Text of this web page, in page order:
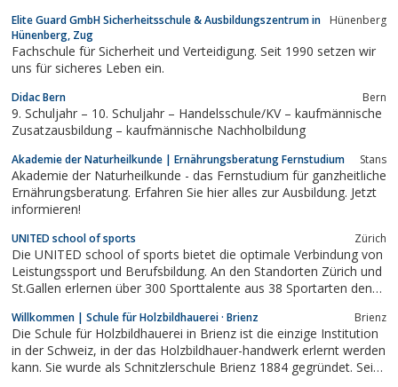
Elite Guard GmbH Sicherheitsschule & Ausbildungszentrum in
Hünenberg, Zug
Hünenberg
Fachschule für Sicherheit und Verteidigung. Seit 1990 setzen wir
uns für sicheres Leben ein.
Didac Bern Bern
9. Schuljahr – 10. Schuljahr – Handelsschule/KV – kaufmännische
Zusatzausbildung – kaufmännische Nachholbildung
Akademie der Naturheilkunde | Ernährungsberatung Fernstudium Stans
Akademie der Naturheilkunde - das Fernstudium für ganzheitliche
Ernährungsberatung. Erfahren Sie hier alles zur Ausbildung. Jetzt
informieren!
UNITED school of sports Zürich
Die UNITED school of sports bietet die optimale Verbindung von
Leistungssport und Berufsbildung. An den Standorten Zürich und
St.Gallen erlernen über 300 Sporttalente aus 38 Sportarten den
Willkommen | Schule für Holzbildhauerei · Brienz Brienz
Die Schule für Holzbildhauerei in Brienz ist die einzige Institution
in der Schweiz, in der das Holzbildhauer-handwerk erlernt werden
kann. Sie wurde als Schnitzlerschule Brienz 1884 gegründet. Seit